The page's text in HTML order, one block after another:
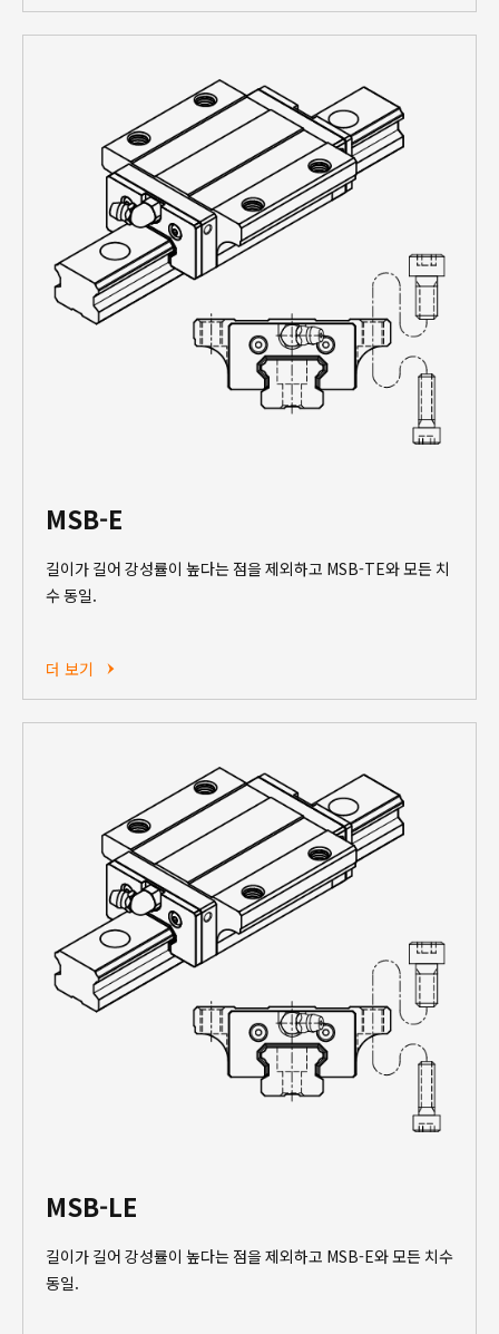
MSB-E
길이가 길어 강성률이 높다는 점을 제외하고 MSB-TE와 모든 치
수 동일.
더 보기
MSB-LE
길이가 길어 강성률이 높다는 점을 제외하고 MSB-E와 모든 치수
동일.